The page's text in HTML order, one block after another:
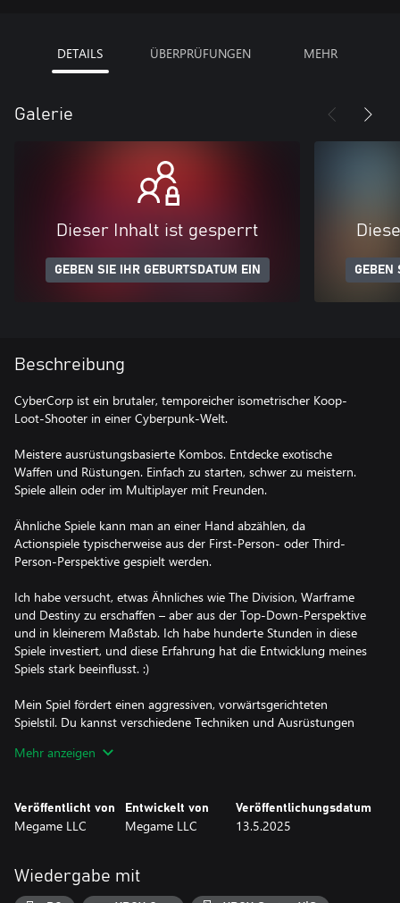
DETAILS ÜBERPRÜFUNGEN MEHR
Galerie
Dieser Inhalt ist gesperrt
GEBEN SIE IHR GEBURTSDATUM EIN GEBEN
Beschreibung
CyberCorp ist ein brutaler, temporeicher isometrischer Koop-
Loot-Shooter in einer Cyberpunk-Welt.
Meistere ausrüstungsbasierte Kombos. Entdecke exotische
Waffen und Rüstungen. Einfach zu starten, schwer zu meistern.
Spiele allein oder im Multiplayer mit Freunden.
Ähnliche Spiele kann man an einer Hand abzählen, da
Actionspiele typischerweise aus der First-Person- oder Third-
Person-Perspektive gespielt werden.
Ich habe versucht, etwas Ähnliches wie The Division, Warframe
und Destiny zu erschaffen – aber aus der Top-Down-Perspektive
und in kleinerem Maßstab. Ich habe hunderte Stunden in diese
Spiele investiert, und diese Erfahrung hat die Entwicklung meines
Spiels stark beeinflusst. :)
Mein Spiel fördert einen aggressiven, vorwärtsgerichteten
Spielstil. Du kannst verschiedene Techniken und Ausrüstungen
erstellen.
mit Fähigkeiten oder als Scharfschütze aus der Distanz.
Wenn du Actionspiele mit vielfältigem Loot liebst, ist CyberCorp
Story
Mehr anzeigen
Veröffentlicht von
Megame LLC
Entwickelt von
Megame LLC
Veröffentlichungsdatum
13.5.2025
Wiedergabe mit